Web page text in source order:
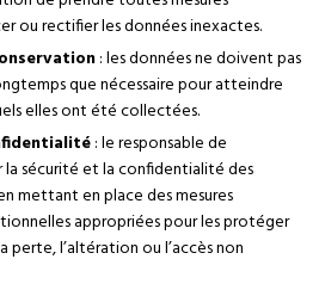
ou rectifier les données inexactes.
: les données ne doivent pas
que nécessaire pour atteindre
elles ont été collectées.
: le responsable de
sécurité et la confidentialité des
mettant en place des mesures
appropriées pour les protéger
l’altération ou l’accès non